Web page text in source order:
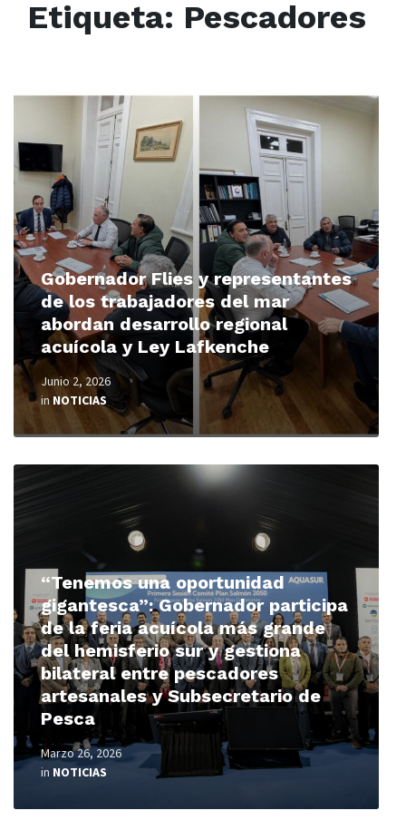
Etiqueta: Pescadores
Gobernador Flies y representantes
de los trabajadores del mar
abordan desarrollo regional
acuícola y Ley Lafkenche
Junio 2, 2026
in NOTICIAS
Read
“Tenemos una oportunidad
gigantesca”: Gobernador participa
de la feria acuícola más grande
del hemisferio sur y gestiona
bilateral entre pescadores
artesanales y Subsecretario de
Pesca
Marzo 26, 2026
in NOTICIAS
Read
More